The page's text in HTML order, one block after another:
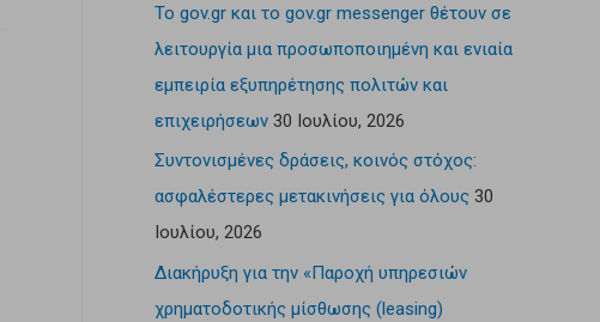
Το gov.gr και το gov.gr messenger θέτουν σε
λειτουργία μια προσωποποιημένη και ενιαία
εμπειρία εξυπηρέτησης πολιτών και
επιχειρήσεων 30 Ιουλίου, 2026
Συντονισμένες δράσεις, κοινός στόχος:
ασφαλέστερες μετακινήσεις για όλους 30
Ιουλίου, 2026
Διακήρυξη για την «Παροχή υπηρεσιών
χρηματοδοτικής μίσθωσης (leasing)